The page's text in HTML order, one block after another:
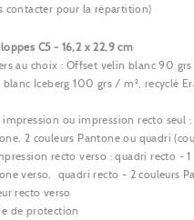
contacter pour la répartition)
C5 - 16,2 x 22,9 cm
au choix : Offset velin blanc 90
Iceberg 100 grs / m², recyclé
impression ou impression recto seul :
2 couleurs Pantone ou quadri
recto verso : quadri recto - 1
verso, quadri recto - 2 couleurs
recto verso
de protection